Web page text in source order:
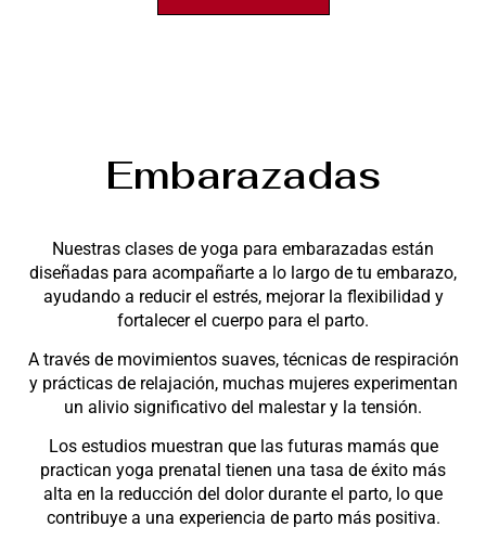
Embarazadas
Nuestras clases de yoga para embarazadas están
diseñadas para acompañarte a lo largo de tu embarazo,
ayudando a reducir el estrés, mejorar la flexibilidad y
fortalecer el cuerpo para el parto.
A través de movimientos suaves, técnicas de respiración
y prácticas de relajación, muchas mujeres experimentan
un alivio significativo del malestar y la tensión.
Los estudios muestran que las futuras mamás que
practican yoga prenatal tienen una tasa de éxito más
alta en la reducción del dolor durante el parto, lo que
contribuye a una experiencia de parto más positiva.